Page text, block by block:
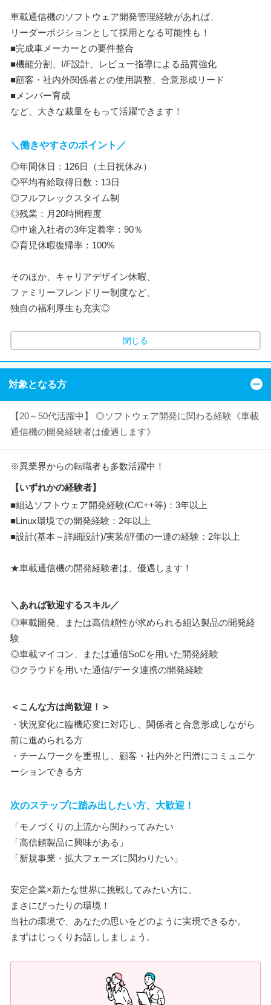
車載通信機のソフトウェア開発管理経験があれば、
リーダーポジションとして採用となる可能性も！
■完成車メーカーとの要件整合
■機能分割、I/F設計、レビュー指導による品質強化
■顧客・社内外関係者との使用調整、合意形成リード
■メンバー育成
など、大きな裁量をもって活躍できます！
＼働きやすさのポイント／
◎年間休日：126日（土日祝休み）
◎平均有給取得日数：13日
◎フルフレックスタイム制
◎残業：月20時間程度
◎中途入社者の3年定着率：90％
◎育児休暇復帰率：100%
そのほか、キャリアデザイン休暇、
ファミリーフレンドリー制度など、
独自の福利厚生も充実◎
閉じる
対象となる方
【20～50代活躍中】 ◎ソフトウェア開発に関わる経験《車載
通信機の開発経験者は優遇します》
※異業界からの転職者も多数活躍中！
【いずれかの経験者】
■組込ソフトウェア開発経験(C/C++等)：3年以上
■Linux環境での開発経験：2年以上
■設計(基本～詳細設計)/実装/評価の一連の経験：2年以上
★車載通信機の開発経験者は、優遇します！
＼あれば歓迎するスキル／
◎車載開発、または高信頼性が求められる組込製品の開発経
験
◎車載マイコン、または通信SoCを用いた開発経験
◎クラウドを用いた通信/データ連携の開発経験
＜こんな方は尚歓迎！＞
・状況変化に臨機応変に対応し、関係者と合意形成しながら
前に進められる方
・チームワークを重視し、顧客・社内外と円滑にコミュニケ
ーションできる方
次のステップに踏み出したい方、大歓迎！
「モノづくりの上流から関わってみたい
「高信頼製品に興味がある」
「新規事業・拡大フェーズに関わりたい」
安定企業×新たな世界に挑戦してみたい方に、
まさにぴったりの環境！
当社の環境で、あなたの思いをどのように実現できるか。
まずはじっくりお話ししましょう。